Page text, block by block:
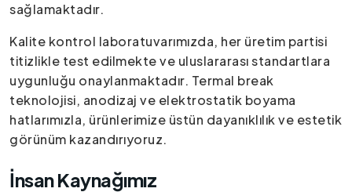
sağlamaktadır.
Kalite kontrol laboratuvarımızda, her üretim partisi
titizlikle test edilmekte ve uluslararası standartlara
uygunluğu onaylanmaktadır. Termal break
teknolojisi, anodizaj ve elektrostatik boyama
hatlarımızla, ürünlerimize üstün dayanıklılık ve estetik
görünüm kazandırıyoruz.
İnsan Kaynağımız